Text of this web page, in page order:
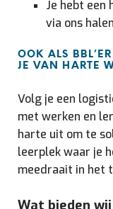
Je hebt
via ons
OOK ALS
JE VAN HARTE
Volg je een
met werken en
harte uit om te
leerplek waar je
meedraait in het
Wat bieden